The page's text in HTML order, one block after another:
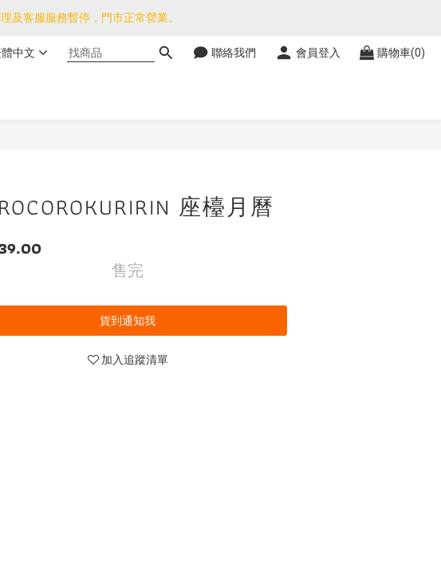
。(大件/較重產品除外)
及客服服務暫停，門市正常營業。
。(大件/較重產品除外)
中文 聯絡我們 會員登入 購物車(0)
座檯月曆
售完
貨到通知我
加入追蹤清單